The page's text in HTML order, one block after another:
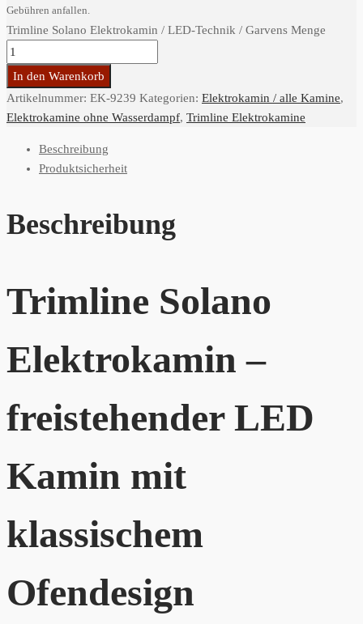
Gebühren anfallen.
Trimline Solano Elektrokamin / LED-Technik / Garvens Menge
In den Warenkorb
Artikelnummer: EK-9239 Kategorien: Elektrokamin / alle Kamine,
Elektrokamine ohne Wasserdampf, Trimline Elektrokamine
Beschreibung
Produktsicherheit
Beschreibung
Trimline Solano
Elektrokamin –
freistehender LED
Kamin mit
klassischem
Ofendesign